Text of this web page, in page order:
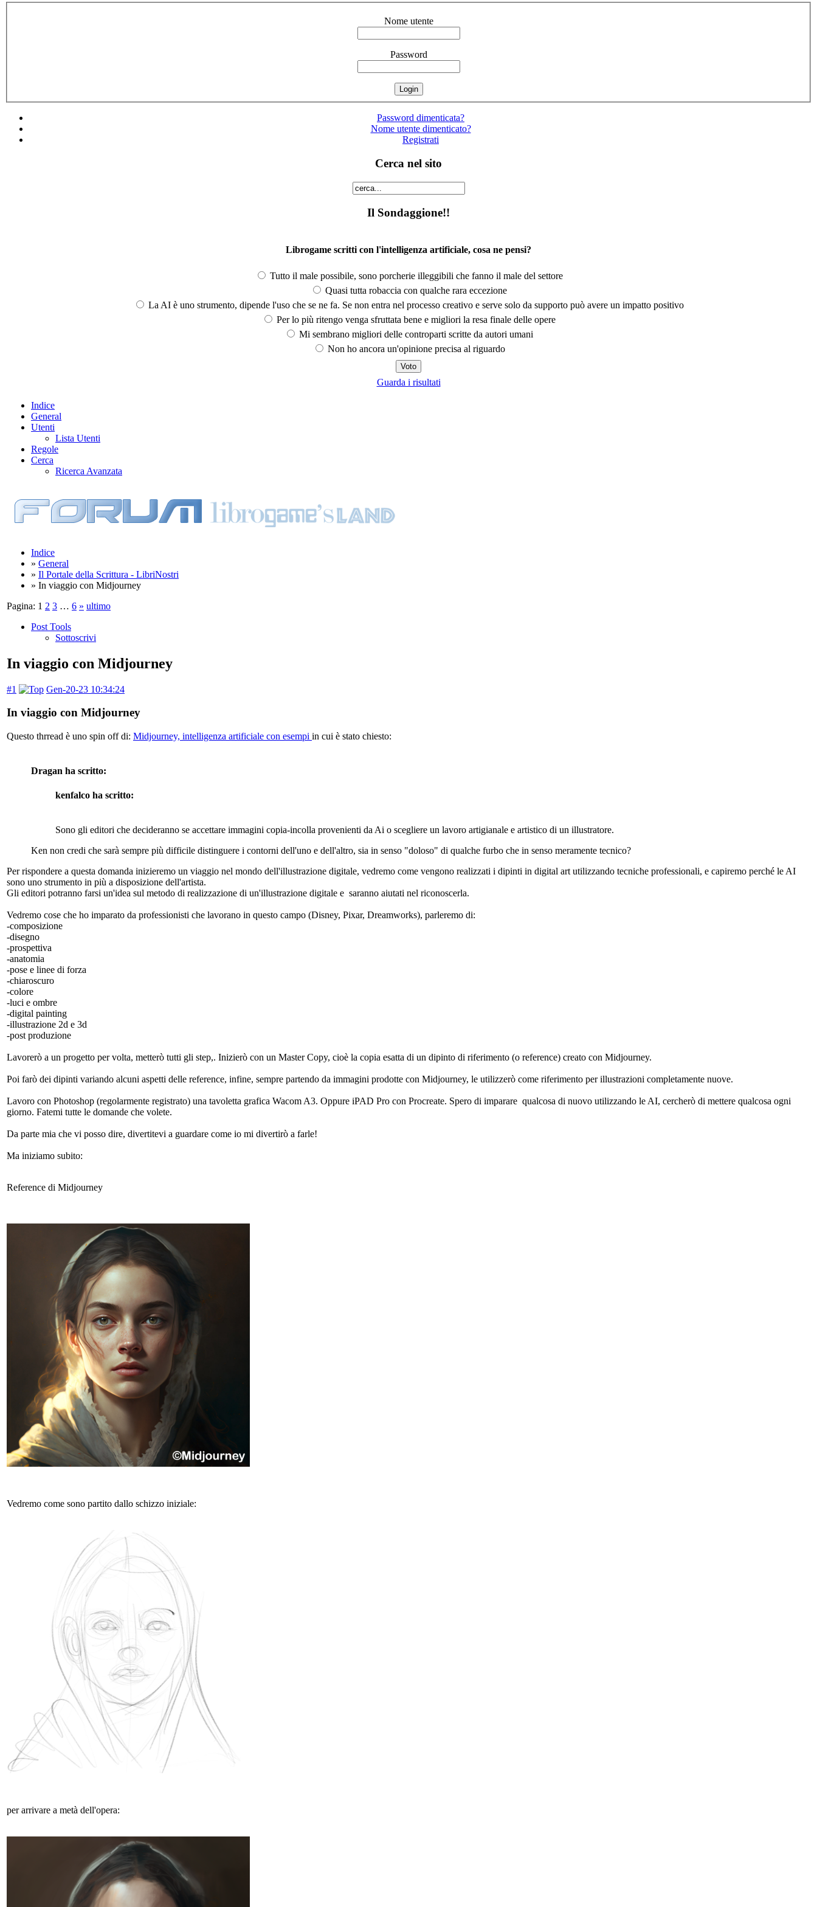
Nome utente
Password
Password dimenticata?
Nome utente dimenticato?
Registrati
Cerca nel sito
Il Sondaggione!!
Librogame scritti con l'intelligenza artificiale, cosa ne pensi?
Tutto il male possibile, sono porcherie illeggibili che fanno il male del settore
Quasi tutta robaccia con qualche rara eccezione
La AI è uno strumento, dipende l'uso che se ne fa. Se non entra nel processo creativo e serve solo da supporto può avere un impatto positivo
Per lo più ritengo venga sfruttata bene e migliori la resa finale delle opere
Mi sembrano migliori delle controparti scritte da autori umani
Non ho ancora un'opinione precisa al riguardo
Guarda i risultati
Indice
General
Utenti
Lista Utenti
Regole
Cerca
Ricerca Avanzata
Indice
» General
» Il Portale della Scrittura - LibriNostri
» In viaggio con Midjourney
Pagina: 1 2 3 … 6 » ultimo
Post Tools
Sottoscrivi
In viaggio con Midjourney
#1 Gen-20-23 10:34:24
In viaggio con Midjourney
Questo thrread è uno spin off di: Midjourney, intelligenza artificiale con esempi in cui è stato chiesto:
Dragan ha scritto:
kenfalco ha scritto:
Sono gli editori che decideranno se accettare immagini copia-incolla provenienti da Ai o scegliere un lavoro artigianale e artistico di un illustratore.
Ken non credi che sarà sempre più difficile distinguere i contorni dell'uno e dell'altro, sia in senso "doloso" di qualche furbo che in senso meramente tecnico?
Per rispondere a questa domanda inizieremo un viaggio nel mondo dell'illustrazione digitale, vedremo come vengono realizzati i dipinti in digital art utilizzando tecniche professionali, e capiremo perché le AI
sono uno strumento in più a disposizione dell'artista.
Gli editori potranno farsi un'idea sul metodo di realizzazione di un'illustrazione digitale e saranno aiutati nel riconoscerla.
Vedremo cose che ho imparato da professionisti che lavorano in questo campo (Disney, Pixar, Dreamworks), parleremo di:
-composizione
-disegno
-prospettiva
-anatomia
-pose e linee di forza
-chiaroscuro
-colore
-luci e ombre
-digital painting
-illustrazione 2d e 3d
-post produzione
Lavorerò a un progetto per volta, metterò tutti gli step,. Inizierò con un Master Copy, cioè la copia esatta di un dipinto di riferimento (o reference) creato con Midjourney.
Poi farò dei dipinti variando alcuni aspetti delle reference, infine, sempre partendo da immagini prodotte con Midjourney, le utilizzerò come riferimento per illustrazioni completamente nuove.
Lavoro con Photoshop (regolarmente registrato) una tavoletta grafica Wacom A3. Oppure iPAD Pro con Procreate. Spero di imparare qualcosa di nuovo utilizzando le AI, cercherò di mettere qualcosa ogni
giorno. Fatemi tutte le domande che volete.
Da parte mia che vi posso dire, divertitevi a guardare come io mi divertirò a farle!
Ma iniziamo subito:
Reference di Midjourney
Vedremo come sono partito dallo schizzo iniziale:
per arrivare a metà dell'opera: